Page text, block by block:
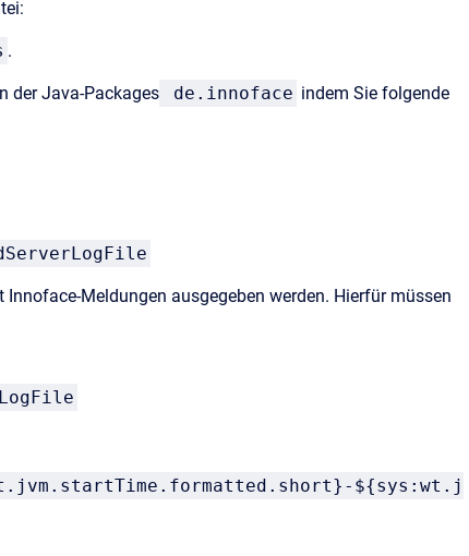
.
der Java-Packages de.innoface indem Sie folgende
Meldungen ausgegeben werden. Hierfür müssen
${sys:wt.j